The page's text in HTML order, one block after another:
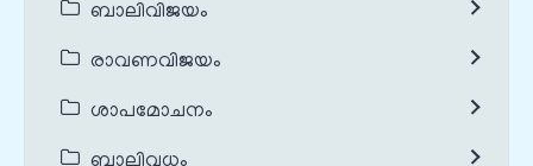
ബാലിവിജയം
രാവണവിജയം
ശാപമോചനം